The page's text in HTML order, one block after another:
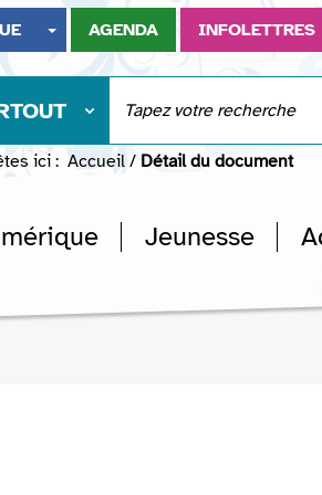
AGENDA INFOLETTRES
ici : Accueil / Détail du document
Jeunesse